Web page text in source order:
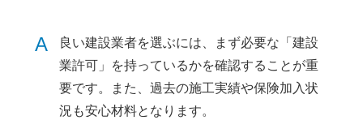
A
良い建設業者を選ぶには、まず必要な「建設
業許可」を持っているかを確認することが重
要です。また、過去の施工実績や保険加入状
況も安心材料となります。